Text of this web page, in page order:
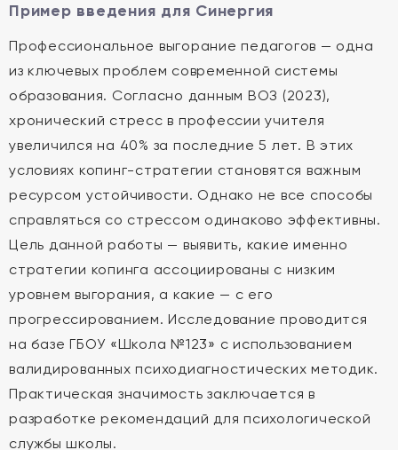
Пример введения для Синергия
Профессиональное выгорание педагогов — одна
из ключевых проблем современной системы
образования. Согласно данным ВОЗ (2023),
хронический стресс в профессии учителя
увеличился на 40% за последние 5 лет. В этих
условиях копинг-стратегии становятся важным
ресурсом устойчивости. Однако не все способы
справляться со стрессом одинаково эффективны.
Цель данной работы — выявить, какие именно
стратегии копинга ассоциированы с низким
уровнем выгорания, а какие — с его
прогрессированием. Исследование проводится
на базе ГБОУ «Школа №123» с использованием
валидированных психодиагностических методик.
Практическая значимость заключается в
разработке рекомендаций для психологической
службы школы.